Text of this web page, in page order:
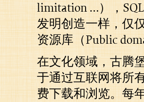
limitation …），
发明创造一样，仅
资源库（Public
在文化领域，古腾
于通过互联网将所
费下载和浏览。每